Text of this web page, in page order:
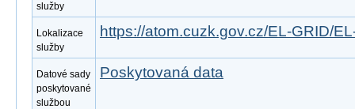
služby
Lokalizace
služby
https://atom.cuzk.gov.cz/EL-GRID/
Datové sady
poskytované
službou
Poskytovaná data